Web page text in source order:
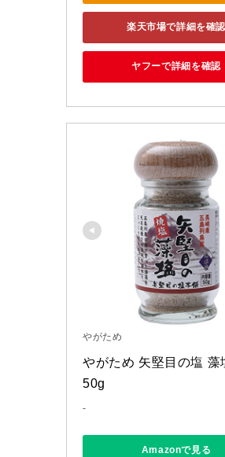
楽天市場で詳細を確認
ヤフーで詳細を確認
やがため
やがため 矢堅目の塩 藻
50g
-
Amazonで見る